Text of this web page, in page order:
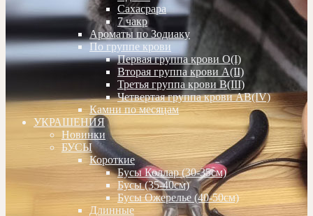
Сахасрара
7 чакр
Ароматы по Зодиаку
По группе крови
Первая группа крови О(I)
Вторая группа крови А(II)
Третья группа крови В(III)
Четвертая группа крови АВ(IV)
Камни по месяцам
УКРАШЕНИЯ
Новинки
БУСЫ
Короткие
Бусы Коллар (30-35см)
Бусы (35-40см)
Бусы Ожерелье (40-50см)
Длинные